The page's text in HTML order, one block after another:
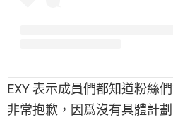
EXY 表示成員們都知道粉絲
非常抱歉，因爲沒有具體計